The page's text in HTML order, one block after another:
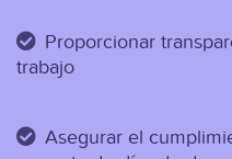
Proporcionar
trabajo
Asegurar el